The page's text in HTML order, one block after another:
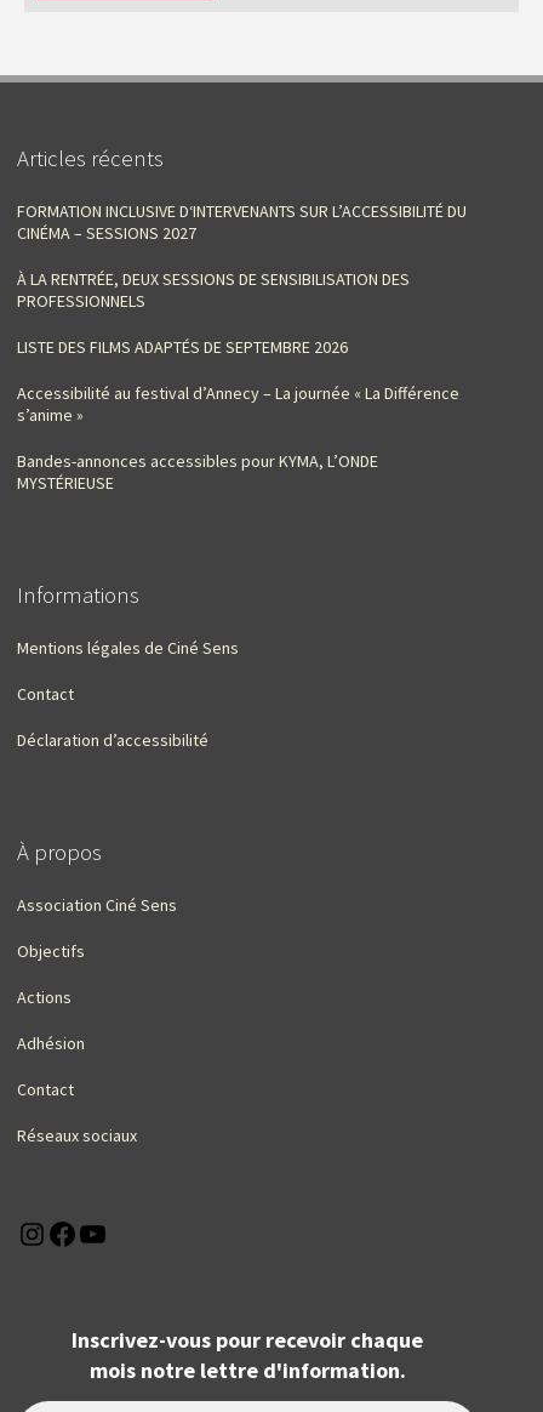
Articles récents
FORMATION INCLUSIVE D‘INTERVENANTS SUR L’ACCESSIBILITÉ DU
CINÉMA – SESSIONS 2027
À LA RENTRÉE, DEUX SESSIONS DE SENSIBILISATION DES
PROFESSIONNELS
LISTE DES FILMS ADAPTÉS DE SEPTEMBRE 2026
Accessibilité au festival d’Annecy – La journée « La Différence
s’anime »
Bandes-annonces accessibles pour KYMA, L’ONDE
MYSTÉRIEUSE
Informations
Mentions légales de Ciné Sens
Contact
Déclaration d’accessibilité
À propos
Association Ciné Sens
Objectifs
Actions
Adhésion
Contact
Réseaux sociaux
Instagram
Facebook
Inscrivez-vous pour recevoir chaque
mois notre lettre d'information.